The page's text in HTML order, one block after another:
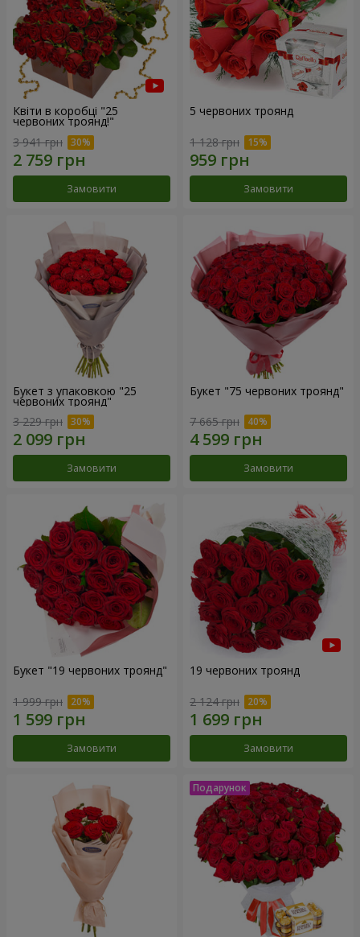
Квіти в коробці "25
червоних троянд!"
3 941 грн
Замовити
5 червоних троянд
1 128 грн
Замовити
Букет з упаковкою "25
червоних троянд"
3 229 грн
Замовити
Букет "75 червоних троянд"
7 665 грн
Замовити
Букет "19 червоних троянд"
1 999 грн
Замовити
19 червоних троянд
2 124 грн
Замовити